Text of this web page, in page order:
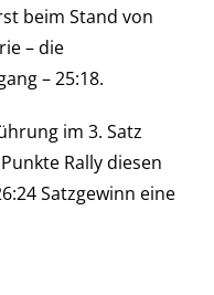
beim Stand von
– die
– 25:18.
im 3. Satz
Rally diesen
Satzgewinn eine